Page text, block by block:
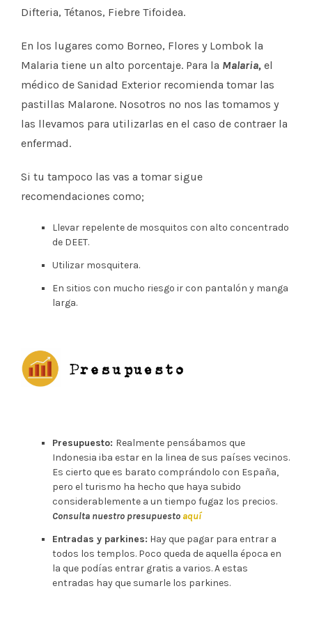
Difteria, Tétanos, Fiebre Tifoidea.
En los lugares como Borneo, Flores y Lombok la
Malaria tiene un alto porcentaje. Para la Malaria, el
médico de Sanidad Exterior recomienda tomar las
pastillas Malarone. Nosotros no nos las tomamos y
las llevamos para utilizarlas en el caso de contraer la
enfermad.
Si tu tampoco las vas a tomar sigue
recomendaciones como;
Llevar repelente de mosquitos con alto concentrado
de DEET.
Utilizar mosquitera.
En sitios con mucho riesgo ir con pantalón y manga
larga.
Presupuesto: Realmente pensábamos que
Indonesia iba estar en la linea de sus países vecinos.
Es cierto que es barato comprándolo con España,
pero el turismo ha hecho que haya subido
considerablemente a un tiempo fugaz los precios.
Consulta nuestro presupuesto aquí
Entradas y parkines: Hay que pagar para entrar a
todos los templos. Poco queda de aquella época en
la que podías entrar gratis a varios. A estas
entradas hay que sumarle los parkines.